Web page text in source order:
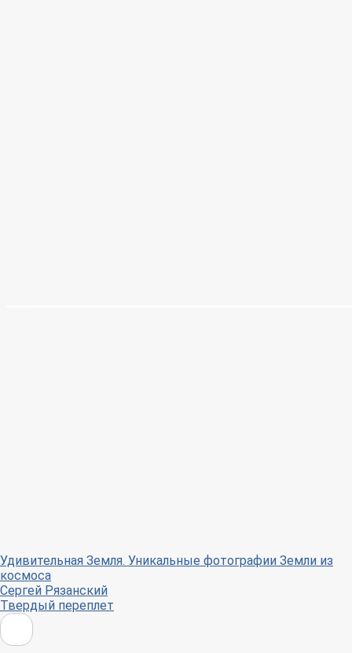
Удивительная Земля. Уникальные фотографии Земли из
космоса
Сергей Рязанский
Твердый переплет